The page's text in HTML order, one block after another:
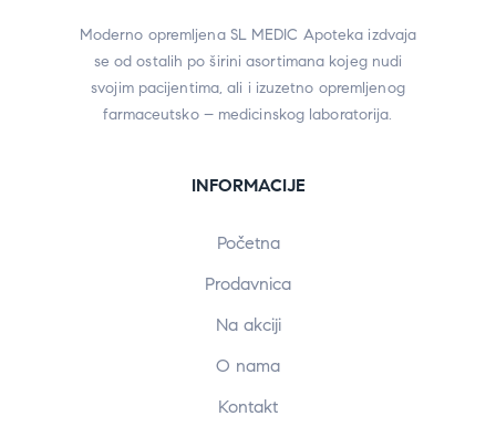
Moderno opremljena SL MEDIC Apoteka izdvaja
se od ostalih po širini asortimana kojeg nudi
svojim pacijentima, ali i izuzetno opremljenog
farmaceutsko – medicinskog laboratorija.
INFORMACIJE
Početna
Prodavnica
Na akciji
O nama
Kontakt